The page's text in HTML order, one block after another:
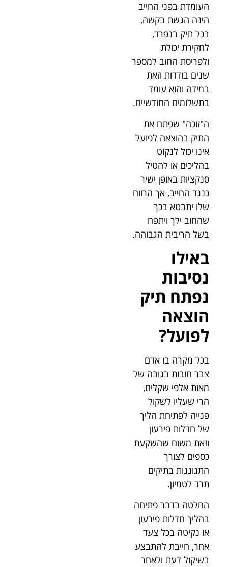
העומדת בפני החייב
הינה הגשת בקשה,
בכל תיק בנפרד,
לחקירת יכולת
ולפריסת החוב למספר
שנים בודדות וזאת
במידה והוא עומד
בתשלומים החודשיים.
ה"זוכה" שפתח את
התיק בהוצאה לפועל
אינו יכול לנקוט
בהליכים או להטיל
סנקציות באופן ישיר
כנגד החייב, אך הרווח
שלו יתבטא בכך
שהחוב ילך ויתפח
בשל הריבית הגבוהה.
באילו
נסיבות
נפתח תיק
הוצאה
לפועל?
בכל מקרה בו אדם
צבר חובות בגובה של
מאות אלפי שקלים,
הרי שעליו לשקול
פנייה לפתיחת הליך
של חדלות פירעון
וזאת משום שהשקעת
כספים לצורך
התגוננות בתיקים
תרד לטמיון.
החלטה בדבר פתיחה
בהליך חדלות פירעון
או נקיטה בכל צעד
אחר, חייבת להתבצע
בשיקול דעת ולאחר